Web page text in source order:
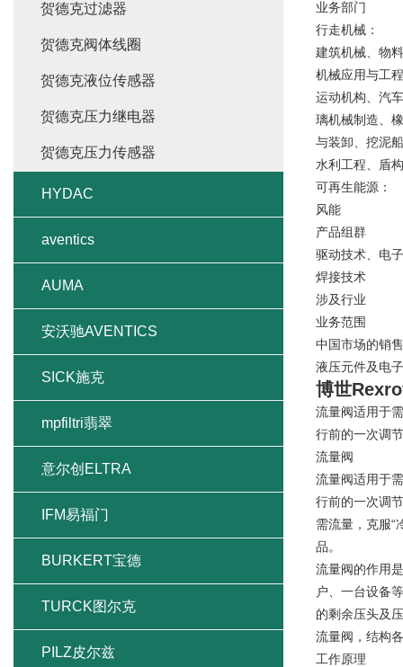
业务部门
行走机械：
建筑机械、物
机械应用与工
运动机构、汽
璃机械制造、
与装卸、挖泥
水利工程、盾
可再生能源：
风能
产品组群
驱动技术、电
焊接技术
涉及行业
业务范围
中国市场的销
液压元件及电
博世
流量阀适用于
行前的一次调
流量阀
流量阀适用于
行前的一次调
需流量，克服“
品。
流量阀的作用
户、一台设备
的剩余压头及
流量阀，结构
工作原理
贺德克过滤器
贺德克阀体线圈
贺德克液位传感器
贺德克压力继电器
贺德克压力传感器
HYDAC
aventics
AUMA
安沃驰AVENTICS
SICK施克
mpfiltri翡翠
意尔创ELTRA
IFM易福门
BURKERT宝德
TURCK图尔克
PILZ皮尔兹